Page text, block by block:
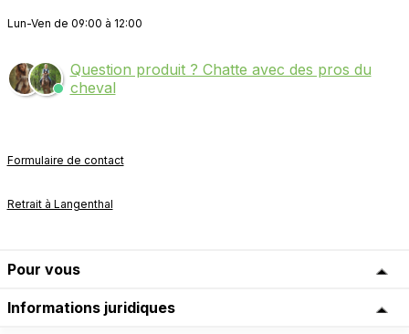
Lun-Ven de 09:00 à 12:00
Question produit ? Chatte avec des pros du
cheval
Formulaire de contact
Retrait à Langenthal
Pour vous
Informations juridiques